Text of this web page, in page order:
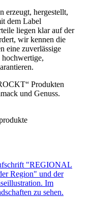
erzeugt, hergestellt,
dem Label
liegen klar auf der
wir kennen die
eine zuverlässige
Produkten
und Genuss.